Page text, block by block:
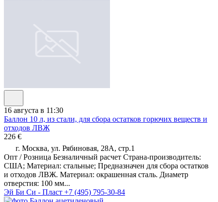
16 августа в 11:30
Баллон 10 л, из стали, для сбора остатков горючих веществ и
отходов ЛВЖ
226 €
г. Москва, ул. Рябиновая, 28А, стр.1
Опт / Розница Безналичный расчет Страна-производитель:
США; Материал: стальные; Предназначен для сбора остатков
и отходов ЛВЖ. Материал: окрашенная сталь. Диаметр
отверстия: 100 мм...
Эй Би Си - Пласт +7 (495) 795-30-84